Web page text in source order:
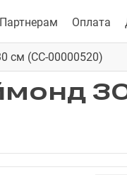
Партнерам Оплата
см (СС-00000520)